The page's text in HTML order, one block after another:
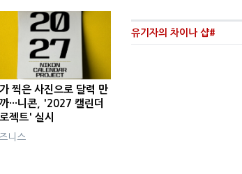
찍은 사진으로 달력 만
···니콘, '2027 캘린더
젝트' 실시
니스
유기자의 차이나 샵#